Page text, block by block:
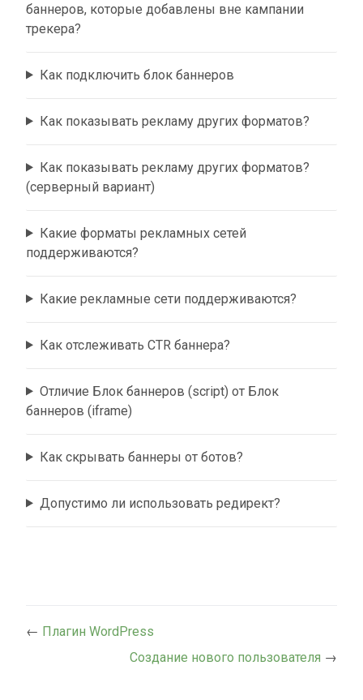
баннеров, которые добавлены вне кампании
трекера?
Как подключить блок баннеров
Как показывать рекламу других форматов?
Как показывать рекламу других форматов?
(серверный вариант)
Какие форматы рекламных сетей
поддерживаются?
Какие рекламные сети поддерживаются?
Как отслеживать CTR баннера?
Отличие Блок баннеров (script) от Блок
баннеров (iframe)
Как скрывать баннеры от ботов?
Допустимо ли использовать редирект?
← Плагин WordPress
Создание нового пользователя →